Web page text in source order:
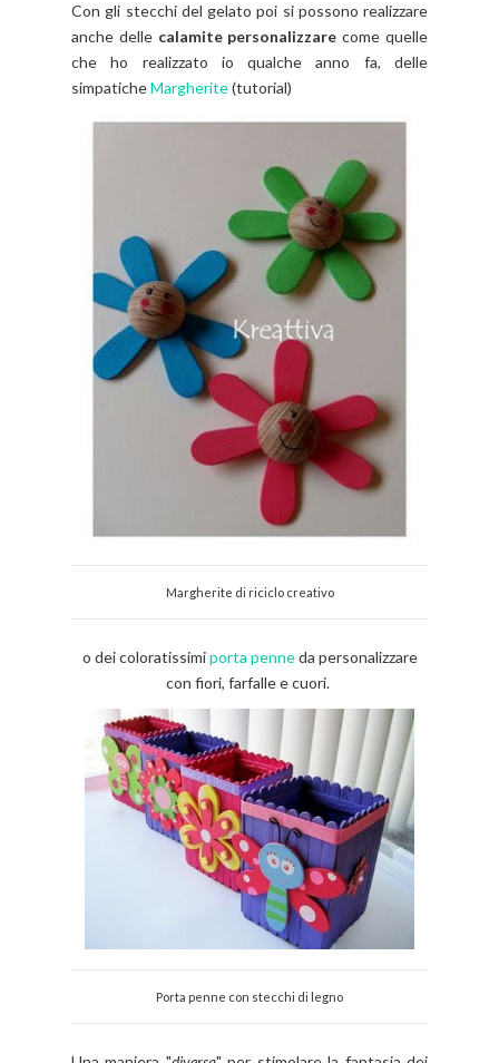
Con gli stecchi del gelato poi si possono realizzare
anche delle calamite personalizzare come quelle
che ho realizzato io qualche anno fa, delle
simpaticheMargherite(tutorial)
Margherite di riciclo creativo
o dei coloratissimiporta penneda personalizzare
con fiori, farfalle e cuori.
Porta penne con stecchi di legno